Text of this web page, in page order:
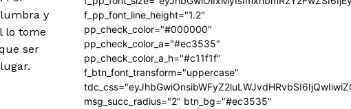
y
lo tome
ser
f_pp_font_line_height="1.2"
pp_check_color="#000000"
pp_check_color_a="#ec3535"
pp_check_color_a_h="#c11f1f"
f_btn_font_transform="uppercase"
msg_succ_radius="2" btn_bg="#ec3535"